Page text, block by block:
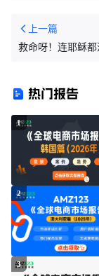
上一篇
救命呀！连耶稣都
士手表也不能随意
热门报告
1
2
3